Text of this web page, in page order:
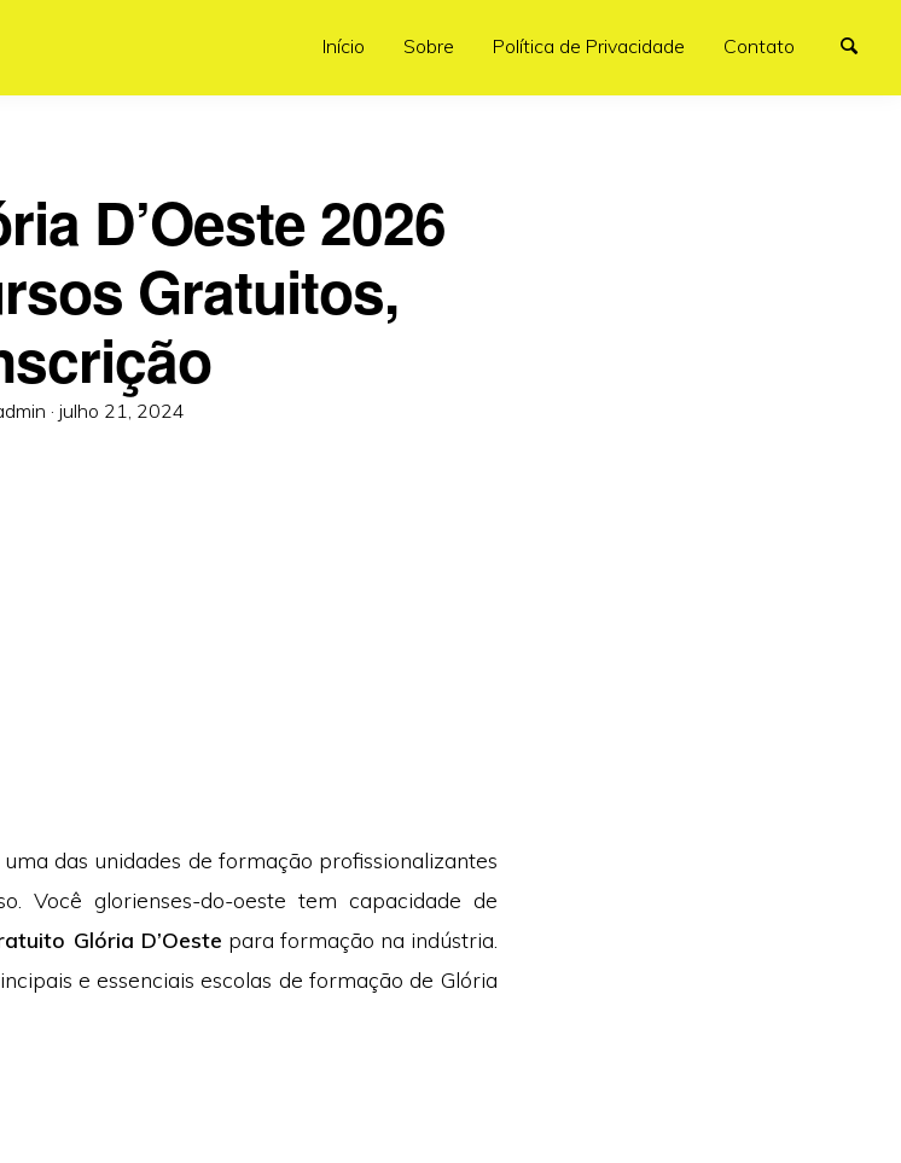
Início Sobre Política de Privacidade Contato
D’Oeste 2026
Gratuitos,
· Posted
julho 21, 2024
uma das unidades de formação profissionalizantes
Você glorienses-do-oeste tem capacidade de
Glória D’Oeste para formação na indústria.
e essenciais escolas de formação de Glória